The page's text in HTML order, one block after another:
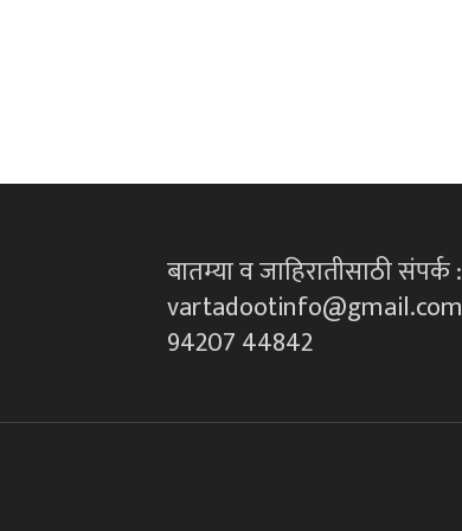
बातम्या व जाहिरातीसाठी संपर्क :
vartadootinfo@gmail.com
94207 44842